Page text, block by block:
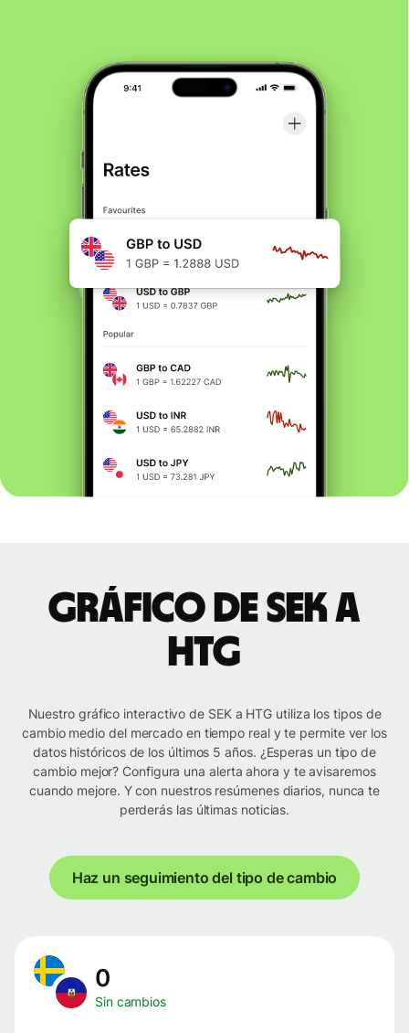
Gráfico de SEK a
HTG
Nuestro gráfico interactivo de SEK a HTG utiliza los tipos de
cambio medio del mercado en tiempo real y te permite ver los
datos históricos de los últimos 5 años. ¿Esperas un tipo de
cambio mejor? Configura una alerta ahora y te avisaremos
cuando mejore. Y con nuestros resúmenes diarios, nunca te
perderás las últimas noticias.
Haz un seguimiento del tipo de cambio
0
Sin cambios